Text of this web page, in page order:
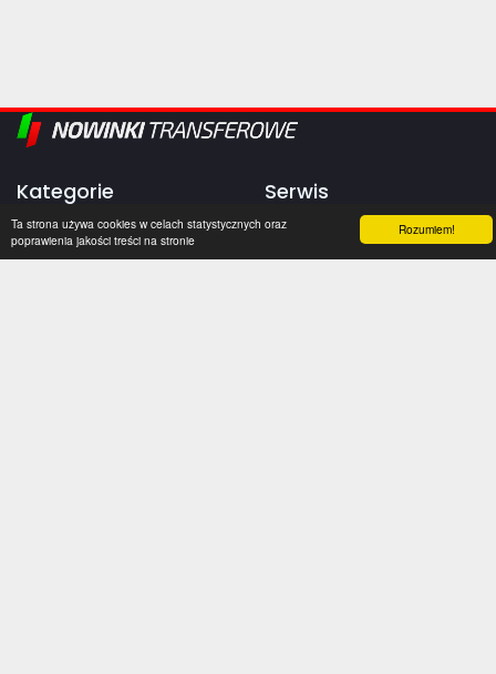
Rozumiem!
Ta strona używa cookies w celach statystycznych oraz
poprawienia jakości treści na stronie
Kategorie
Transfery
Serwis
O nas